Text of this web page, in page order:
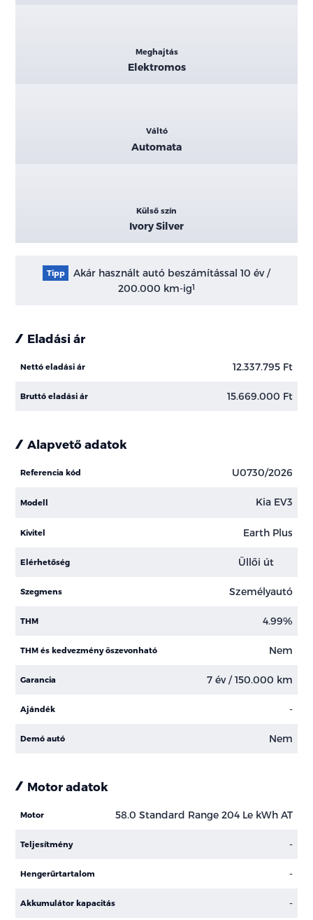
Meghajtás
Elektromos
Váltó
Automata
Külső szín
Ivory Silver
Tipp
Akár használt autó beszámítással 10 év /
200.000 km-ig1
Eladási ár
Nettó eladási ár 12.337.795 Ft
Bruttó eladási ár 15.669.000 Ft
Alapvető adatok
Referencia kód U0730/2026
Modell Kia EV3
Kivitel Earth Plus
Elérhetőség Üllői út
Szegmens Személyautó
THM 4.99%
THM és kedvezmény öszevonható Nem
Garancia 7 év / 150.000 km
Ajándék -
Demó autó Nem
Motor adatok
Motor 58.0 Standard Range 204 Le kWh AT
Teljesítmény -
Hengerűrtartalom -
Akkumulátor kapacitás -